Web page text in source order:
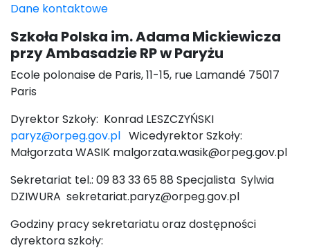
Dane kontaktowe
Szkoła Polska im. Adama Mickiewicza
przy Ambasadzie RP w Paryżu
Ecole polonaise de Paris, 11-15, rue Lamandé 75017
Paris
Dyrektor Szkoły: Konrad LESZCZYŃSKI
paryz@orpeg.gov.pl Wicedyrektor Szkoły:
Małgorzata WASIK malgorzata.wasik@orpeg.gov.pl
Sekretariat tel.: 09 83 33 65 88 Specjalista Sylwia
DZIWURA sekretariat.paryz@orpeg.gov.pl
Godziny pracy sekretariatu oraz dostępności
dyrektora szkoły: